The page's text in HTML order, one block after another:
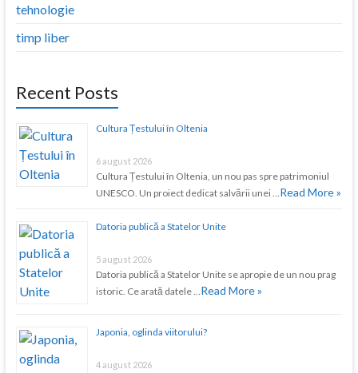
tehnologie
timp liber
Recent Posts
Cultura Țestului în Oltenia
6 august 2026
Cultura Țestului în Oltenia, un nou pas spre patrimoniul
UNESCO. Un proiect dedicat salvării unei …Read More »
Datoria publică a Statelor Unite
5 august 2026
Datoria publică a Statelor Unite se apropie de un nou prag
istoric. Ce arată datele …Read More »
Japonia, oglinda viitorului?
4 august 2026